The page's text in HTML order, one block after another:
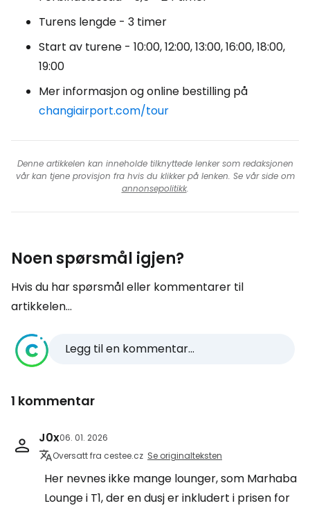
Turens lengde - 3 timer
Start av turene - 10:00, 12:00, 13:00, 16:00, 18:00,
19:00
Mer informasjon og online bestilling på
changiairport.com/tour
Denne artikkelen kan inneholde tilknyttede lenker som redaksjonen
vår kan tjene provisjon fra hvis du klikker på lenken. Se vår side om
annonsepolitikk.
Noen spørsmål igjen?
Hvis du har spørsmål eller kommentarer til
artikkelen...
Legg til en kommentar...
1 kommentar
J0x06. 01. 2026
Oversatt fra cestee.cz Se originalteksten
Her nevnes ikke mange lounger, som Marhaba
Lounge i T1, der en dusj er inkludert i prisen for